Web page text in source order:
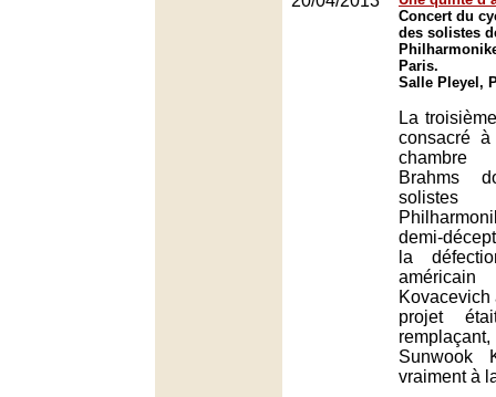
Concert du
des solistes
Paris.
Salle Pleyel,
La
consacré
chambre
Brahms
solistes
demi-
la
projet
Sunwook
vraiment à